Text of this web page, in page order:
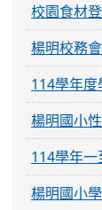
校園食材
楊明校務
114學年
楊明國小
114學年
楊明國小